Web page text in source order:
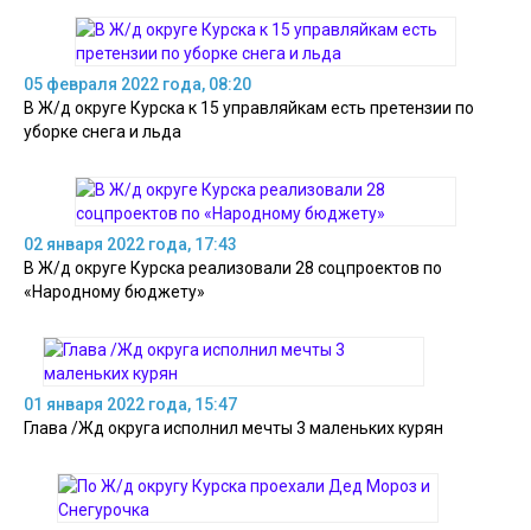
05 февраля 2022 года, 08:20
В Ж/д округе Курска к 15 управляйкам есть претензии по
уборке снега и льда
02 января 2022 года, 17:43
В Ж/д округе Курска реализовали 28 соцпроектов по
«Народному бюджету»
01 января 2022 года, 15:47
Глава /Жд округа исполнил мечты 3 маленьких курян